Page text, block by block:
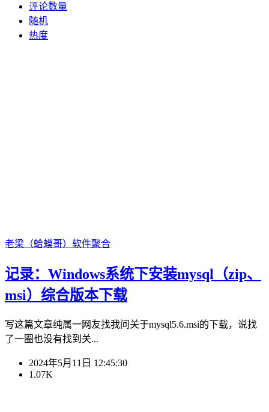
评论数量
随机
热度
老梁（蛤蟆哥） 软件聚合
记录：Windows系统下安装mysql（zip、
msi）综合版本下载
写这篇文章纯属一网友找我问关于mysql5.6.msi的下载，说找
了一圈也没有找到关...
2024年5月11日 12:45:30
1.07K